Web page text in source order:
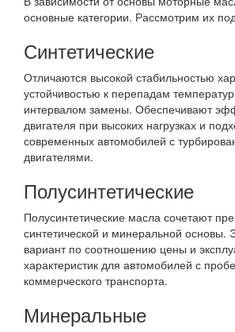
основные категории. Рассмотрим их
Синтетические
Отличаются высокой стабильностью
устойчивостью к перепадам
интервалом замены. Обеспечивают
двигателя при высоких нагрузках и
современных автомобилей с
двигателями.
Полусинтетические
Полусинтетические масла сочетают
синтетической и минеральной основы.
вариант по соотношению цены и
характеристик для автомобилей с
коммерческого транспорта.
Минеральные